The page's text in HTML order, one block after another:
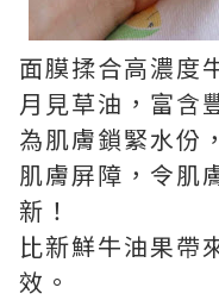
面膜揉合高濃度
月見草油，富含
為肌膚鎖緊水份
肌膚屏障，令肌
新！
比新鮮牛油果帶
效。